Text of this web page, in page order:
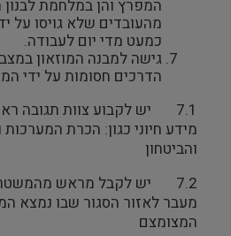
מהעובדים שלא גויסו על
כמעט מדי יום לעבודה.
גישה למבנה המוזאון
הדרכים חסומות על ידי
7.1 יש לקבוע צוות תגובה
מידע חיוני כגון: הכרת המערכות
והביטחון
7.2 יש לקבל מראש
מעבר לאזור הסגור שבו נמצא
המצומצם